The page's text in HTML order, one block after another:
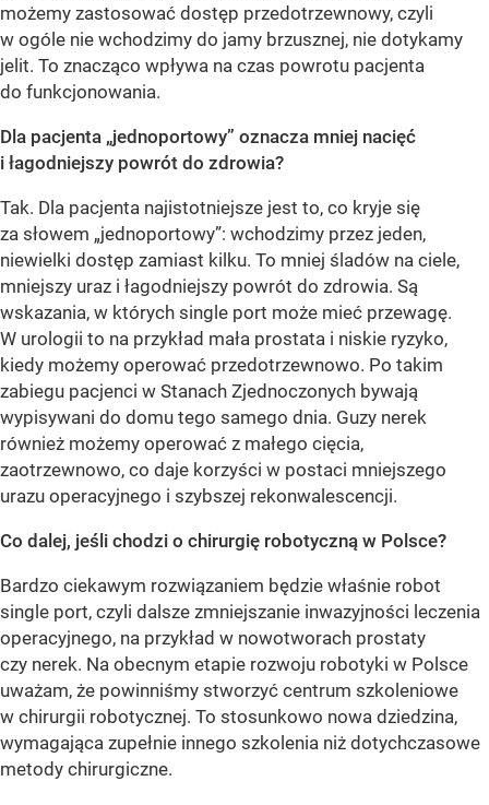
możemy zastosować dostęp przedotrzewnowy, czyli
w ogóle nie wchodzimy do jamy brzusznej, nie dotykamy
jelit. To znacząco wpływa na czas powrotu pacjenta
do funkcjonowania.
Dla pacjenta „jednoportowy” oznacza mniej nacięć
i łagodniejszy powrót do zdrowia?
Tak. Dla pacjenta najistotniejsze jest to, co kryje się
za słowem „jednoportowy”: wchodzimy przez jeden,
niewielki dostęp zamiast kilku. To mniej śladów na ciele,
mniejszy uraz i łagodniejszy powrót do zdrowia. Są
wskazania, w których single port może mieć przewagę.
W urologii to na przykład mała prostata i niskie ryzyko,
kiedy możemy operować przedotrzewnowo. Po takim
zabiegu pacjenci w Stanach Zjednoczonych bywają
wypisywani do domu tego samego dnia. Guzy nerek
również możemy operować z małego cięcia,
zaotrzewnowo, co daje korzyści w postaci mniejszego
urazu operacyjnego i szybszej rekonwalescencji.
Co dalej, jeśli chodzi o chirurgię robotyczną w Polsce?
Bardzo ciekawym rozwiązaniem będzie właśnie robot
single port, czyli dalsze zmniejszanie inwazyjności leczenia
operacyjnego, na przykład w nowotworach prostaty
czy nerek. Na obecnym etapie rozwoju robotyki w Polsce
uważam, że powinniśmy stworzyć centrum szkoleniowe
w chirurgii robotycznej. To stosunkowo nowa dziedzina,
wymagająca zupełnie innego szkolenia niż dotychczasowe
metody chirurgiczne.